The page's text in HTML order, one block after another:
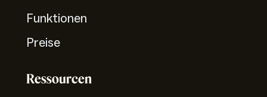
Funktionen
Preise
Ressourcen